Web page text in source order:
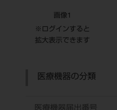
画像1
※ログインすると
拡大表示できます
医療機器の分類